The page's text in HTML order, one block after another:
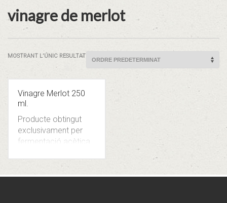
vinagre de merlot
MOSTRANT L'ÚNIC RESULTAT
Vinagre Merlot 250
ml.
Producte obtingut
exclusivament per
fermentació acètica
Merlot.Un vinagre